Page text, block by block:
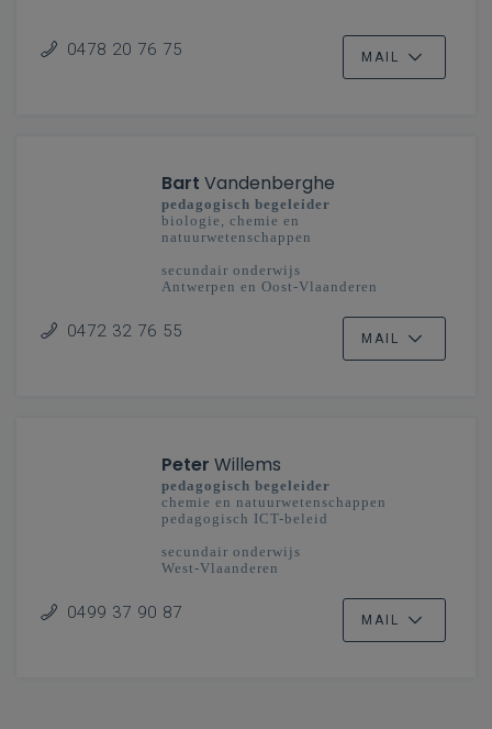
0478 20 76 75 MAIL
Bart Vandenberghe
pedagogisch begeleider
biologie, chemie en
natuurwetenschappen
secundair onderwijs
Antwerpen en Oost-Vlaanderen
0472 32 76 55 MAIL
Peter Willems
pedagogisch begeleider
chemie en natuurwetenschappen
pedagogisch ICT-beleid
secundair onderwijs
West-Vlaanderen
0499 37 90 87 MAIL